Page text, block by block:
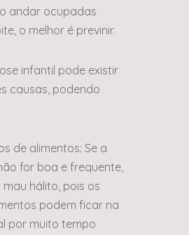
andar ocupadas
o melhor é previnir.
infantil pode existir
causas, podendo
alimentos: Se a
for boa e frequente,
hálito, pois os
podem ficar na
por muito tempo